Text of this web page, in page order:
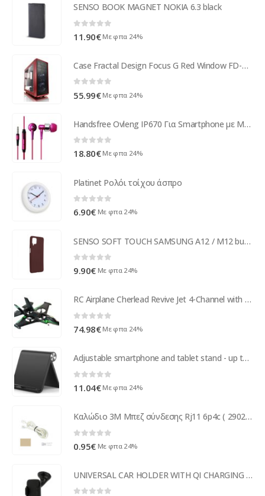
SENSO BOOK MAGNET NOKIA 6.3 black
11.90€ Με φπα 24%
Case Fractal Design Focus G Red Window FD-CA-FOCUS-RD-W
55.99€ Με φπα 24%
Handsfree Ovleng IP670 Για Smartphone με Μικρόφωνο, Ροζ - 20276
0 out of 5
18.80€ Με φπα 24%
Platinet Ρολόι τοίχου άσπρο
0out of 5
6.90€ Με φπα 24%
SENSO SOFT TOUCH SAMSUNG A12 / M12 burgundy backcover
0 out of 5
9.90€ Με φπα 24%
RC Airplane Cherlead Revive Jet 4-Channel with Gyro (Black)
0out of 5
74.98€ Με φπα 24%
Adjustable smartphone and tablet stand - up to 7.9 inches
11.04€ Με φπα 24%
Καλώδιο 3M Μπεζ σύνδεσης Rj11 6p4c ( 29027 )
0.95€ Με φπα 24%
UNIVERSAL CAR HOLDER WITH QI CHARGING K1000 black